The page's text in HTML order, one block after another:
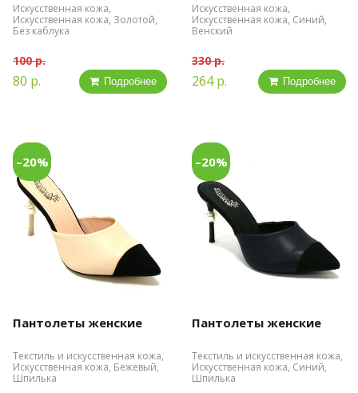
Искусственная кожа,
Искусственная кожа, Золотой,
Без каблука
100 р.
80 р. Подробнее
Искусственная кожа,
Искусственная кожа, Синий,
Венский
330 р.
264 р. Подробнее
–20%
Пантолеты женские
Текстиль и искусственная кожа,
Искусственная кожа, Бежевый,
Шпилька
–20%
Пантолеты женские
Текстиль и искусственная кожа,
Искусственная кожа, Синий,
Шпилька